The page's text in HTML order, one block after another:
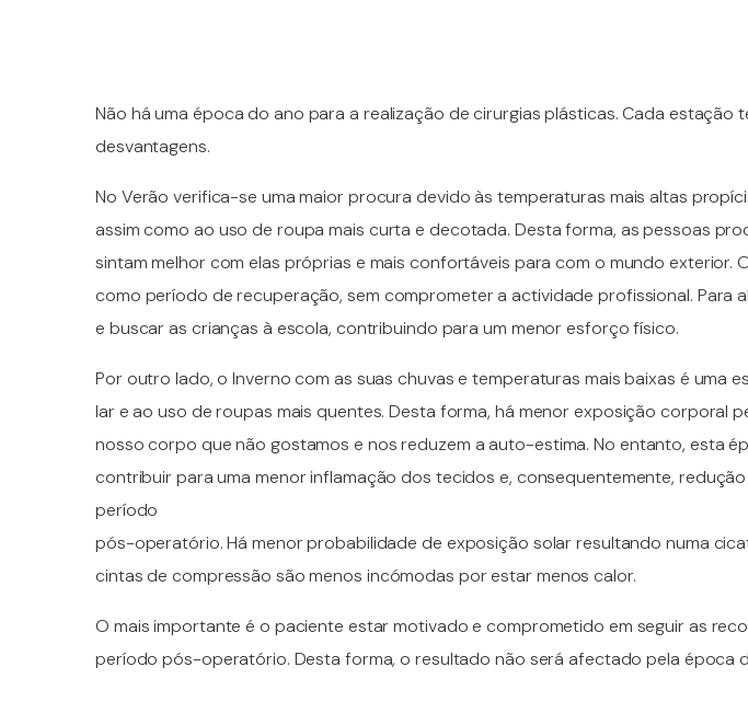
Não há uma época do ano para a realização de cirurgias plásticas. Cada estação
desvantagens.
No Verão verifica-se uma maior procura devido às temperaturas mais altas
assim como ao uso de roupa mais curta e decotada. Desta forma, as pessoas
sintam melhor com elas próprias e mais confortáveis para com o mundo exterior.
como período de recuperação, sem comprometer a actividade profissional. Para
e buscar as crianças à escola, contribuindo para um menor esforço físico.
Por outro lado, o Inverno com as suas chuvas e temperaturas mais baixas é uma
lar e ao uso de roupas mais quentes. Desta forma, há menor exposição corporal
nosso corpo que não gostamos e nos reduzem a auto-estima. No entanto, esta
contribuir para uma menor inflamação dos tecidos e, consequentemente,
período
pós-operatório. Há menor probabilidade de exposição solar resultando numa
cintas de compressão são menos incómodas por estar menos calor.
O mais importante é o paciente estar motivado e comprometido em seguir as
período pós-operatório. Desta forma, o resultado não será afectado pela época